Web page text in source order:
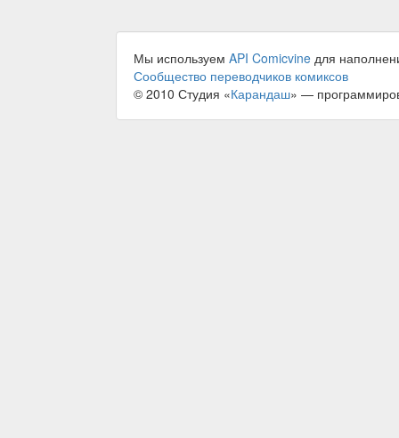
Мы используем API Comicvine для
Сообщество переводчиков комиксов
© 2010 Студия «Карандаш» —